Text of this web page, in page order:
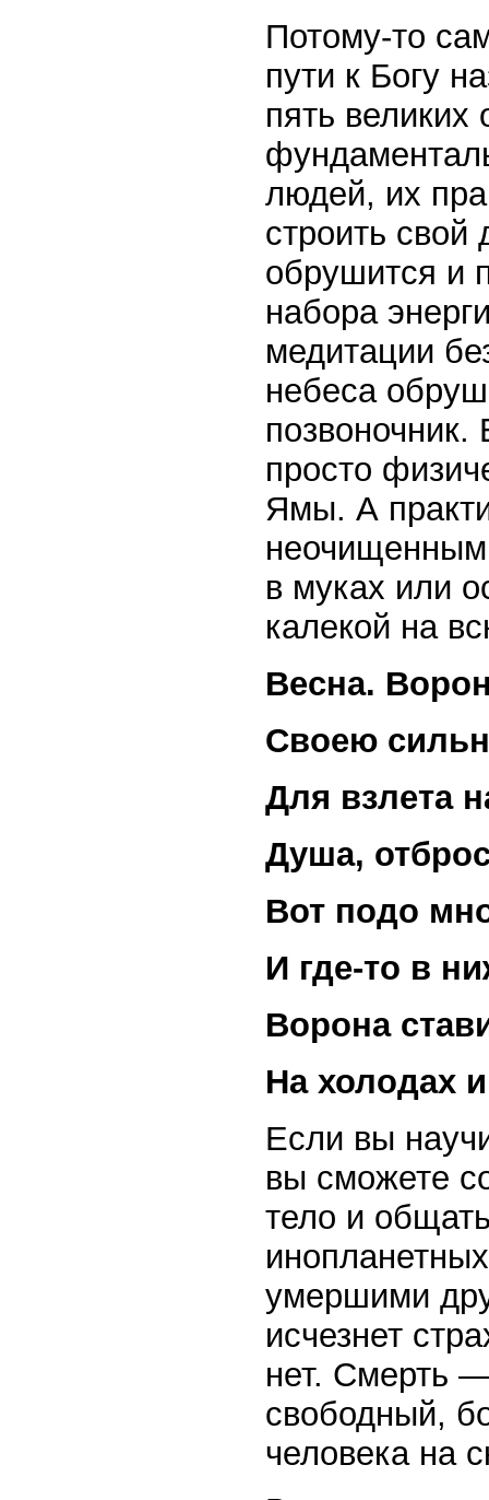
Потому-то
пути к Богу
пять
людей, их
строить
обрушится и
набора
медитации
небеса
просто
Ямы. А
неочищенным
в муках или
калекой на
Весна.
Своею
Для взлета
Душа,
Вот подо
И где-то в
Ворона
На холодах
Если вы
вы сможете
тело и
умершими
исчезнет
нет. Смерть
свободный,
человека на